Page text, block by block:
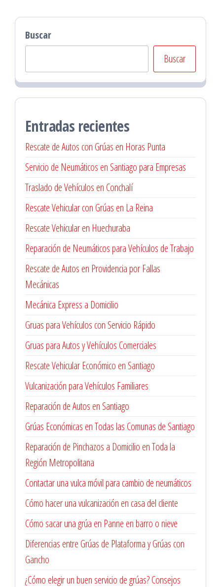
Buscar
Buscar
Entradas recientes
Rescate de Autos con Grúas en Horas Punta
Servicio de Neumáticos en Santiago para Empresas
Traslado de Vehículos en Conchalí
Rescate Vehicular con Grúas en La Reina
Rescate Vehicular en Huechuraba
Reparación de Neumáticos para Vehículos de Trabajo
Rescate de Autos en Providencia por Fallas
Mecánicas
Mecánica Express a Domicilio
Gruas para Vehículos con Servicio Rápido
Gruas para Autos y Vehículos Comerciales
Rescate Vehicular Económico en Santiago
Vulcanización para Vehículos Familiares
Reparación de Autos en Santiago
Grúas Económicas en Todas las Comunas de Santiago
Reparación de Pinchazos a Domicilio en Toda la
Región Metropolitana
Contactar una vulca móvil para cambio de neumáticos
Cómo hacer una vulcanización en casa del cliente
Cómo sacar una grúa en Panne en barro o nieve
Diferencias entre Grúas de Plataforma y Grúas con
Gancho
¿Cómo elegir un buen servicio de grúas? Consejos